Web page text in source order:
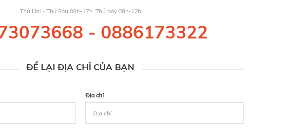
Thứ Hai - Thứ Sáu 08h-17h. Thứ bảy 08h-12h
- 0886173322
ĐỂ LẠI ĐỊA CHỈ CỦA BẠN
Địa chỉ